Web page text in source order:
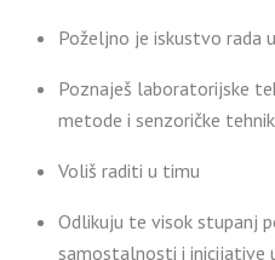
Poželjno je iskustvo rada
Poznaješ laboratorijske
metode i senzoričke
Voliš raditi u timu
Odlikuju te visok stupanj
samostalnosti i inicijative